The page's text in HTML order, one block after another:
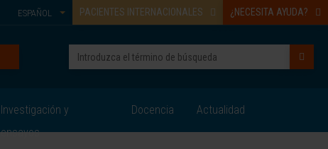
PACIENTES INTERNACIONALES ¿NECESITA AYUDA?
ESPAÑOL
Investigación y
ensayos
Docencia Actualidad